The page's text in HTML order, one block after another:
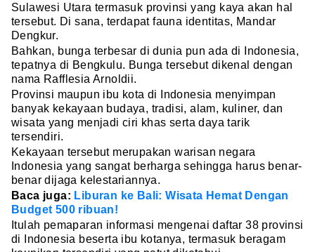
Sulawesi Utara termasuk provinsi yang kaya akan hal
tersebut. Di sana, terdapat fauna identitas, Mandar
Dengkur.
Bahkan, bunga terbesar di dunia pun ada di Indonesia,
tepatnya di Bengkulu. Bunga tersebut dikenal dengan
nama Rafflesia Arnoldii.
Provinsi maupun ibu kota di Indonesia menyimpan
banyak kekayaan budaya, tradisi, alam, kuliner, dan
wisata yang menjadi ciri khas serta daya tarik
tersendiri.
Kekayaan tersebut merupakan warisan negara
Indonesia yang sangat berharga sehingga harus benar-
benar dijaga kelestariannya.
Baca juga: Liburan ke Bali: Wisata Hemat Dengan
Budget 500 ribuan!
Itulah pemaparan informasi mengenai daftar 38 provinsi
di Indonesia beserta ibu kotanya, termasuk beragam